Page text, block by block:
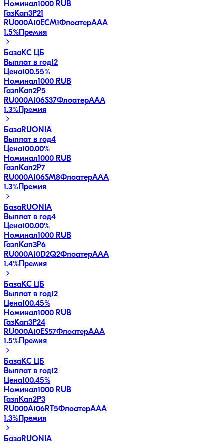
Номинал1000 RUB
ГазКап3P21
RU000A10ECM1ФлоатерAAA
1.5%Премия
БазаКС ЦБ
Выплат в год12
Цена100.55%
Номинал1000 RUB
ГазпКап2P5
RU000A106S37ФлоатерAAA
1.3%Премия
БазаRUONIA
Выплат в год4
Цена100.00%
Номинал1000 RUB
ГазпКап2P7
RU000A106SM8ФлоатерAAA
1.3%Премия
БазаRUONIA
Выплат в год4
Цена100.00%
Номинал1000 RUB
ГазпКап3P6
RU000A10D2Q2ФлоатерAAA
1.4%Премия
БазаКС ЦБ
Выплат в год12
Цена100.45%
Номинал1000 RUB
ГазКап3P24
RU000A10ES57ФлоатерAAA
1.5%Премия
БазаКС ЦБ
Выплат в год12
Цена100.45%
Номинал1000 RUB
ГазпКап2P3
RU000A106RT5ФлоатерAAA
1.3%Премия
БазаRUONIA